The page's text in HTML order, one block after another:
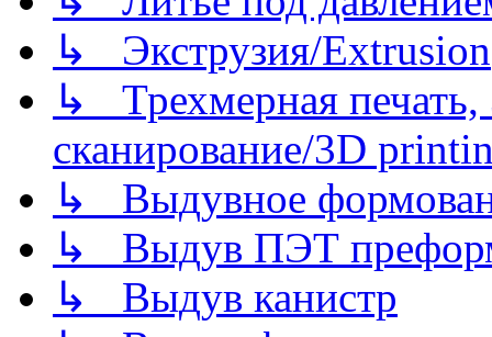
↳ Экструзия/Extrusion
↳ Трехмерная
сканирование/3D
↳ Выдувное
↳ Выдув ПЭТ
↳ Выдув канистр